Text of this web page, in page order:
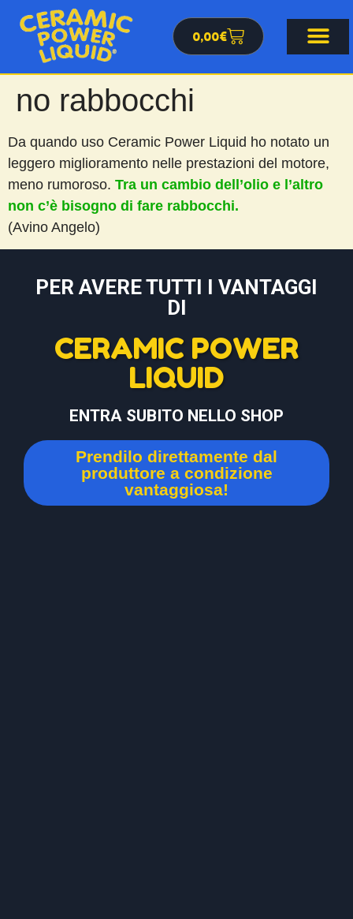
0,00€
no rabbocchi
Da quando uso Ceramic Power Liquid ho notato un
leggero miglioramento nelle prestazioni del motore,
meno rumoroso. Tra un cambio dell’olio e l’altro
non c’è bisogno di fare rabbocchi.
(Avino Angelo)
PER AVERE TUTTI I VANTAGGI
DI
CERAMIC POWER
LIQUID
ENTRA SUBITO NELLO SHOP
Prendilo direttamente dal
produttore a condizione
vantaggiosa!